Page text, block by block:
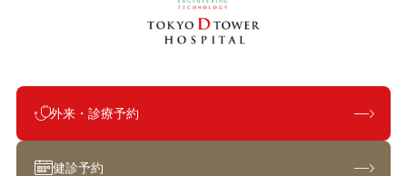
外来・診療予約
健診予約